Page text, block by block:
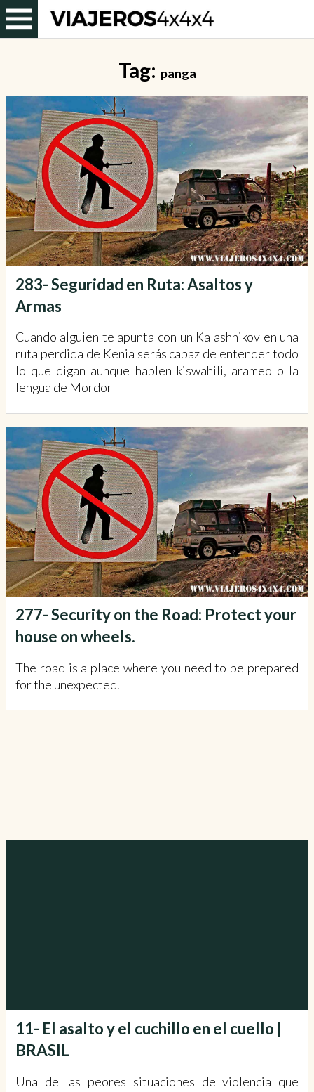
Tag: panga
283- Seguridad en Ruta: Asaltos y
Armas
Cuando alguien te apunta con un Kalashnikov en una
ruta perdida de Kenia serás capaz de entender todo
lo que digan aunque hablen kiswahili, arameo o la
lengua de Mordor
277- Security on the Road: Protect your
house on wheels.
The road is a place where you need to be prepared
for the unexpected.
11- El asalto y el cuchillo en el cuello |
BRASIL
Una de las peores situaciones de violencia que